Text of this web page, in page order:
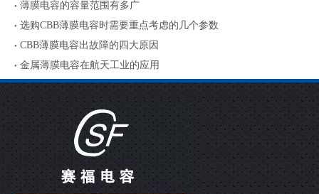
薄膜电容的容量范围有多广
选购CBB薄膜电容时需要重点考虑的几个参数
CBB薄膜电容出故障的四大原因
金属薄膜电容在航天工业的应用